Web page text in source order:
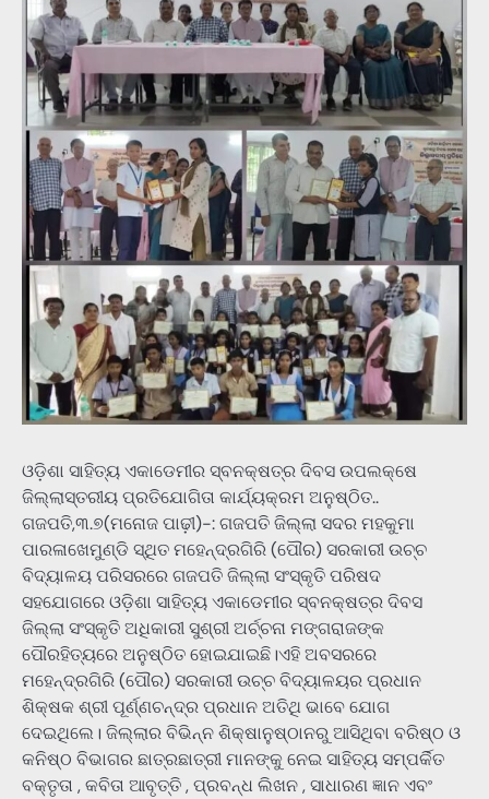
ଓଡ଼ିଶା ସାହିତ୍ୟ ଏକାଡେମୀର ସ୍ବନକ୍ଷତ୍ର ଦିବସ ଉପଲକ୍ଷେ
ଜିଲ୍ଲାସ୍ତରୀୟ ପ୍ରତିଯୋଗିତା କାର୍ଯ୍ୟକ୍ରମ ଅନୁଷ୍ଠିତ..
ଗଜପତି,୩.୭(ମନୋଜ ପାଢ଼ୀ)-: ଗଜପତି ଜିଲ୍ଲା ସଦର ମହକୁମା
ପାରଳାଖେମୁଣ୍ଡି ସ୍ଥିତ ମହେନ୍ଦ୍ରଗିରି (ପୌର) ସରକାରୀ ଉଚ୍ଚ
ବିଦ୍ୟାଳୟ ପରିସରରେ ଗଜପତି ଜିଲ୍ଲା ସଂସ୍କୃତି ପରିଷଦ
ସହଯୋଗରେ ଓଡ଼ିଶା ସାହିତ୍ୟ ଏକାଡେମୀର ସ୍ବନକ୍ଷତ୍ର ଦିବସ
ଜିଲ୍ଲା ସଂସ୍କୃତି ଅଧିକାରୀ ସୁଶ୍ରୀ ଅର୍ଚ୍ଚନା ମଙ୍ଗରାଜଙ୍କ
ପୌରହିତ୍ୟରେ ଅନୁଷ୍ଠିତ ହୋଇଯାଇଛି।ଏହି ଅବସରରେ
ମହେନ୍ଦ୍ରଗିରି (ପୌର) ସରକାରୀ ଉଚ୍ଚ ବିଦ୍ୟାଳୟର ପ୍ରଧାନ
ଶିକ୍ଷକ ଶ୍ରୀ ପୂର୍ଣ୍ଣଚନ୍ଦ୍ର ପ୍ରଧାନ ଅତିଥି ଭାବେ ଯୋଗ
ଦେଇଥିଲେ। ଜିଲ୍ଲାର ବିଭିନ୍ନ ଶିକ୍ଷାନୁଷ୍ଠାନରୁ ଆସିଥିବା ବରିଷ୍ଠ ଓ
କନିଷ୍ଠ ବିଭାଗର ଛାତ୍ରଛାତ୍ରୀ ମାନଙ୍କୁ ନେଇ ସାହିତ୍ୟ ସମ୍ପର୍କିତ
ବକ୍ତୃତା , କବିତା ଆବୃତ୍ତି , ପ୍ରବନ୍ଧ ଲିଖନ , ସାଧାରଣ ଜ୍ଞାନ ଏବଂ